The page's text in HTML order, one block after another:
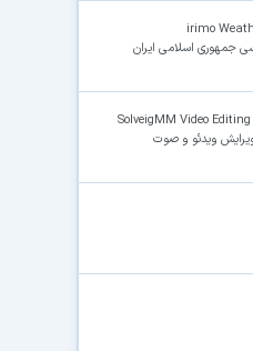
irimo
جمهوری اسلامی ایران
SolveigMM Video
ویدئو و صوت